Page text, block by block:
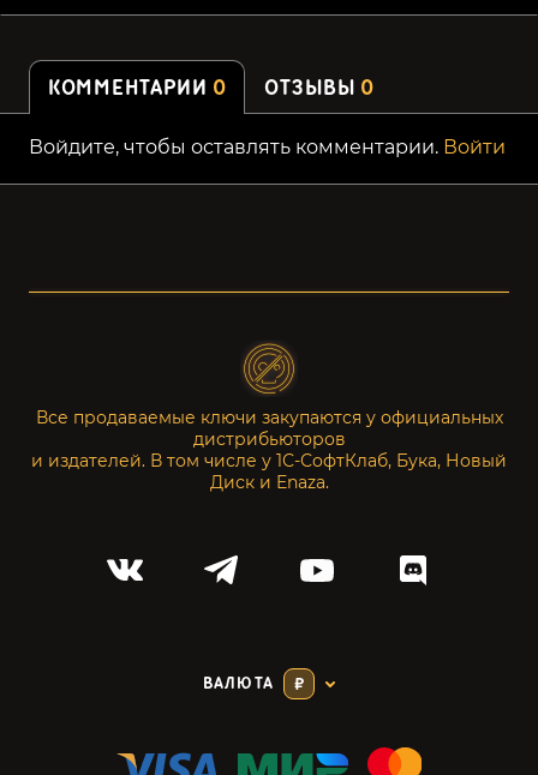
КОММЕНТАРИИ 0 ОТЗЫВЫ 0
Войдите, чтобы оставлять комментарии. Войти
Все продаваемые ключи закупаются у официальных
дистрибьюторов
и издателей. В том числе у 1С-СофтКлаб, Бука, Новый
Диск и Enaza.
ВАЛЮТА ₽